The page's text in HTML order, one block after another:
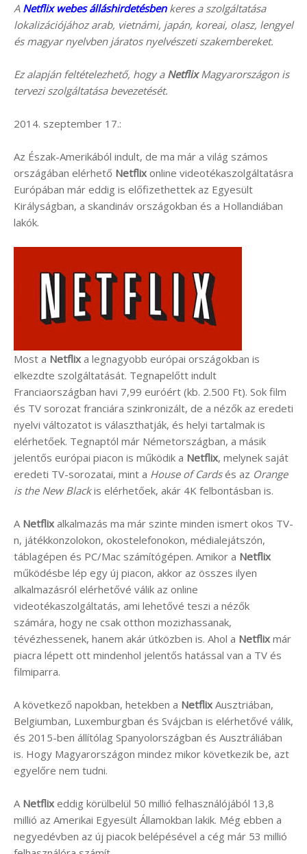
A Netflix webes álláshirdetésbenkeres a szolgáltatása
lokalizációjához arab, vietnámi, japán, koreai, olasz, lengyel
és magyar nyelvben járatos nyelvészeti szakembereket.
Ez alapján feltételezhető, hogy a NetflixMagyarországon is
tervezi szolgáltatása bevezetését.
2014. szeptember 17.:
Az Észak-Amerikából indult, de ma már a világ számos
országában elérhető Netflix online videotékaszolgáltatásra
Európában már eddig is előfizethettek az Egyesült
Királyságban, a skandináv országokban és a Hollandiában
lakók.
Most a Netflix a legnagyobb európai országokban is
elkezdte szolgáltatását. Tegnapelőtt indult
Franciaországban havi 7,99 euróért (kb. 2.500 Ft). Sok film
és TV sorozat franciára szinkronizált, de a nézők az eredeti
nyelvi változatot is választhatják, és helyi tartalmak is
elérhetőek. Tegnaptól már Németországban, a másik
jelentős európai piacon is működik a Netflix, melynek saját
eredeti TV-sorozatai, mint a House of Cardsés az Orange
is the New Blackis elérhetőek, akár 4K felbontásban is.
A Netflix alkalmazás ma már szinte minden ismert okos TV-
n, játékkonzolokon, okostelefonokon, médialejátszón,
táblagépen és PC/Mac számítógépen. Amikor a Netflix
működésbe lép egy új piacon, akkor az összes ilyen
alkalmazásról elérhetővé válik az online
videotékaszolgáltatás, ami lehetővé teszi a nézők
számára, hogy ne csak otthon mozizhassanak,
tévézhessenek, hanem akár útközben is. Ahol a Netflix már
piacra lépett ott mindenhol jelentős hatással van a TV és
filmiparra.
A következő napokban, hetekben a Netflix Ausztriában,
Belgiumban, Luxemburgban és Svájcban is elérhetővé válik,
és 2015-ben állítólag Spanyolországban és Ausztráliában
is. Hogy Magyarországon mindez mikor következik be, azt
egyelőre nem tudni.
A Netflix eddig körülbelül 50 millió felhasználójából 13,8
millió az Amerikai Egyesült Államokban lakik. Még ebben a
negyedévben az új piacok belépésével a cég már 53 millió